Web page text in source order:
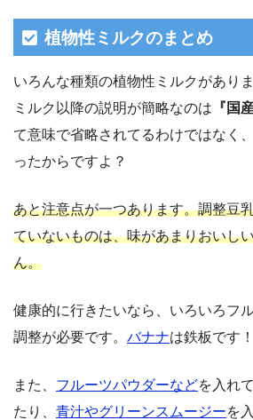
植物性ミルクのまとめ
いろんな種類の植物性ミルクがあり
ミルク以降の説明が簡略なのは 『国
て意味で省略されてるわけではなく
ったからですよ？
あと注意点が一つあります。調整豆
ていないものは、味があまりおいし
ん。
健康的に行きたいなら、いろいろフ
調整が必要です。 バナナは鉄板です！
また、 フルーツパウダーなどを入れ
たり、 青汁やグリーンスムージーを